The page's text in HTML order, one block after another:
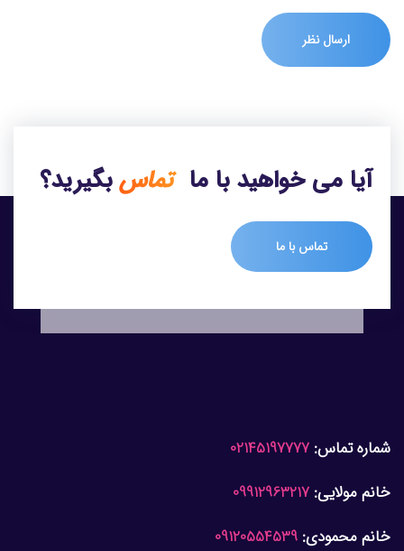
آیا می خواهید با ما تماسبگیرید؟
تماس با ما
شماره تماس: 02145197777
خانم مولایی: 09912963217
خانم محمودی: 09120554539